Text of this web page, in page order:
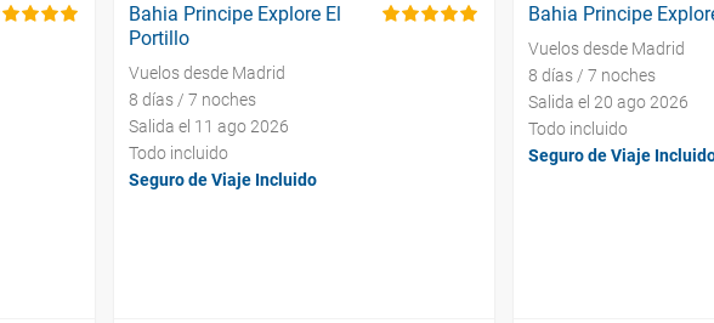
Bahia Principe Explore El
Portillo
Vuelos desde Madrid
8 días / 7 noches
Salida el 11 ago 2026
Todo incluido
Seguro de Viaje Incluido
Bahia Principe
Vuelos desde Madrid
8 días / 7 noches
Salida el 20 ago 2026
Todo incluido
Seguro de Viaje